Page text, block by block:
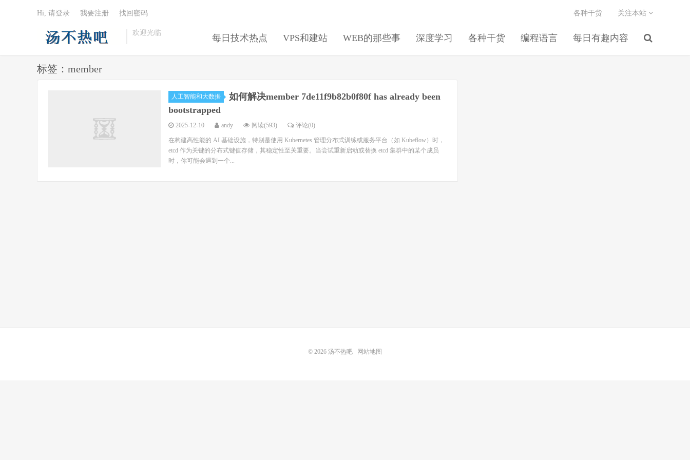
欢迎光临
每日技术热点 VPS和建站 WEB的那些事 深度学习 各种干货 编程语言 每日有趣内容
各种干货 关注本站
Hi, 请登录 我要注册 找回密码
标签：member
人工智能和大数据
如何解决member 7de11f9b82b0f80f has already been
bootstrapped
2025-12-10 andy 阅读(593) 评论(0)
在构建高性能的 AI 基础设施，特别是使用 Kubernetes 管理分布式训练或服务平台（如 Kubeflow）时，
etcd 作为关键的分布式键值存储，其稳定性至关重要。当尝试重新启动或替换 etcd 集群中的某个成员
时，你可能会遇到一个...
© 2026 汤不热吧 网站地图